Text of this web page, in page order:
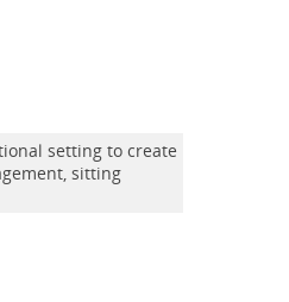
setting to create
sitting